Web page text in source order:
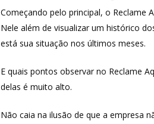
Começando pelo principal, o Reclame
Nele além de visualizar um histórico
está sua situação nos últimos meses.
E quais pontos observar no Reclame
delas é muito alto.
Não caia na ilusão de que a empresa